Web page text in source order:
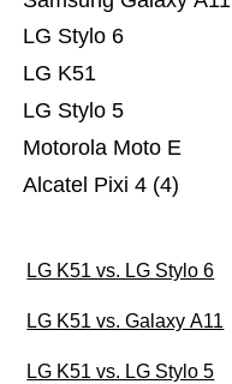
Alcatel Pixi 4 (4)
Motorola Moto E
LG Stylo 5
LG K51
LG Stylo 6
LG K51 vs. LG Stylo 6
LG K51 vs. Galaxy A11
LG K51 vs. LG Stylo 5